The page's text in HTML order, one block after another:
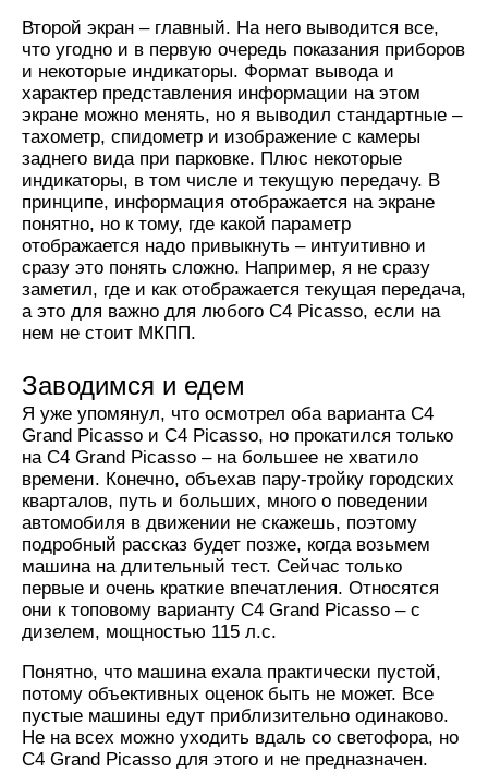
Второй экран – главный. На него выводится все,
что угодно и в первую очередь показания приборов
и некоторые индикаторы. Формат вывода и
характер представления информации на этом
экране можно менять, но я выводил стандартные –
тахометр, спидометр и изображение с камеры
заднего вида при парковке. Плюс некоторые
индикаторы, в том числе и текущую передачу. В
принципе, информация отображается на экране
понятно, но к тому, где какой параметр
отображается надо привыкнуть – интуитивно и
сразу это понять сложно. Например, я не сразу
заметил, где и как отображается текущая передача,
а это для важно для любого C4 Picasso, если на
нем не стоит МКПП.
Заводимся и едем
Я уже упомянул, что осмотрел оба варианта C4
Grand Picasso и C4 Picasso, но прокатился только
на C4 Grand Picasso – на большее не хватило
времени. Конечно, объехав пару-тройку городских
кварталов, путь и больших, много о поведении
автомобиля в движении не скажешь, поэтому
подробный рассказ будет позже, когда возьмем
машина на длительный тест. Сейчас только
первые и очень краткие впечатления. Относятся
они к топовому варианту C4 Grand Picasso – с
дизелем, мощностью 115 л.с.
Понятно, что машина ехала практически пустой,
потому объективных оценок быть не может. Все
пустые машины едут приблизительно одинаково.
Не на всех можно уходить вдаль со светофора, но
C4 Grand Picasso для этого и не предназначен.